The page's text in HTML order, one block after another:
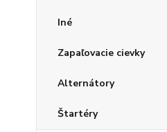
Iné
Zapaľovacie cievky
Alternátory
Štartéry